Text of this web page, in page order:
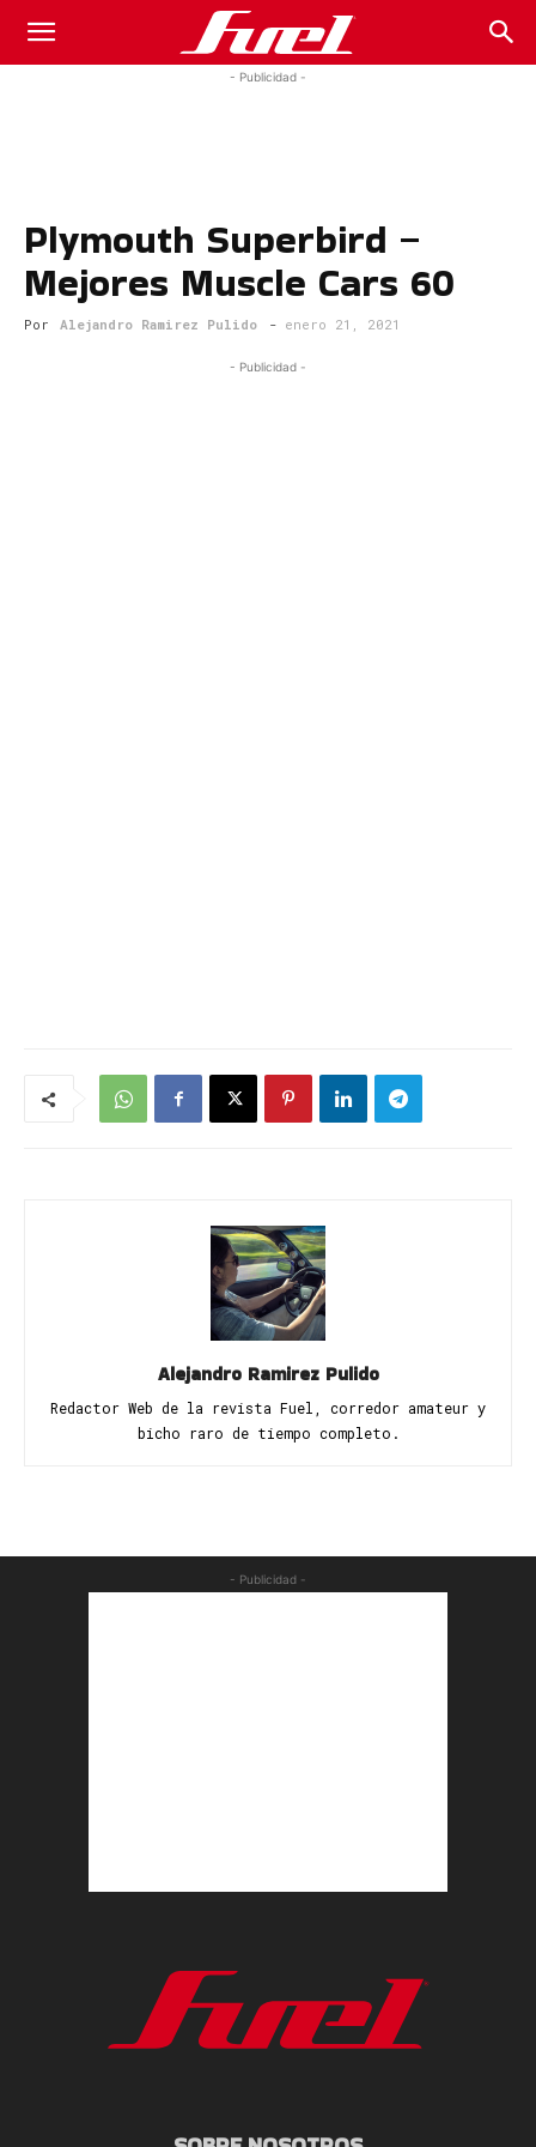
Fuel
Magazine
- Publicidad -
Plymouth Superbird –
Mejores Muscle Cars 60
Por Alejandro Ramirez Pulido - enero 21, 2021
- Publicidad -
Alejandro Ramirez Pulido
Redactor Web de la revista Fuel, corredor amateur y
bicho raro de tiempo completo.
- Publicidad -